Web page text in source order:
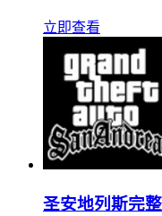
立即查看
圣安地列斯完